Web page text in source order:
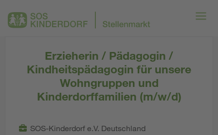
Erzieherin / Pädagogin /
Kindheitspädagogin für unsere
Wohngruppen und
Kinderdorffamilien (m/w/d)
SOS-Kinderdorf e.V. Deutschland